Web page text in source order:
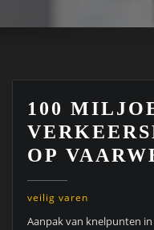
100
OP
veilig varen
Aanpak van knelpunten